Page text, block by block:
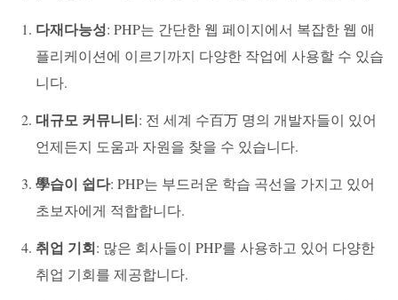
다재다능성: PHP는 간단한 웹 페이지에서 복잡한 웹 애
플리케이션에 이르기까지 다양한 작업에 사용할 수 있습
니다.
대규모 커뮤니티: 전 세계 수百万 명의 개발자들이 있어
언제든지 도움과 자원을 찾을 수 있습니다.
學습이 쉽다: PHP는 부드러운 학습 곡선을 가지고 있어
초보자에게 적합합니다.
취업 기회: 많은 회사들이 PHP를 사용하고 있어 다양한
취업 기회를 제공합니다.